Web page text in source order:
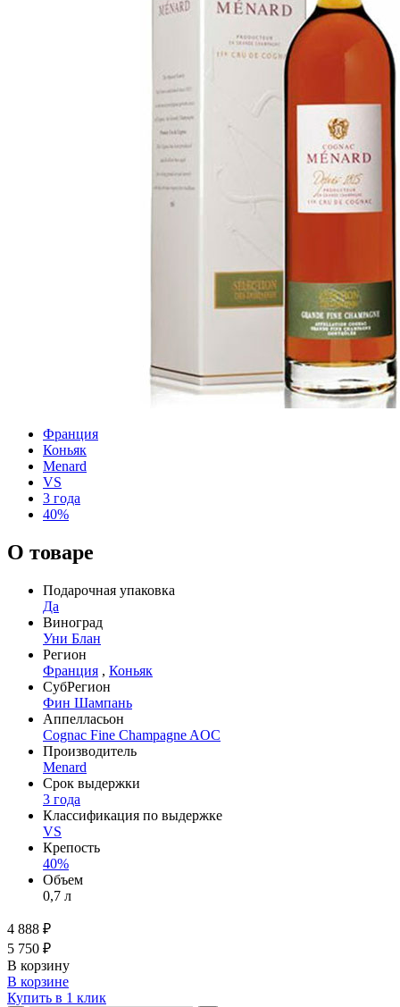
Франция
Коньяк
Menard
VS
3 года
40%
О товаре
Подарочная упаковка
Да
Виноград
Уни Блан
Регион
Франция , Коньяк
СубРегион
Фин Шампань
Аппелласьон
Cognac Fine Champagne AOC
Производитель
Menard
Срок выдержки
3 года
Классификация по выдержке
VS
Крепость
40%
Объем
0,7 л
4 888 ₽
5 750 ₽
В корзину
В корзине
Купить в 1 клик